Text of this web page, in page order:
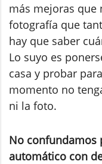
más mejoras que
fotografía que
hay que saber
Lo suyo es
casa y probar
momento no
ni la foto.
No confundamos
automático con